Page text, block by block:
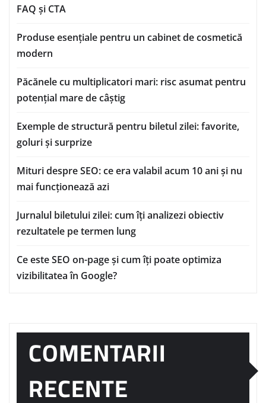
FAQ și CTA
Produse esențiale pentru un cabinet de cosmetică
modern
Păcănele cu multiplicatori mari: risc asumat pentru
potențial mare de câștig
Exemple de structură pentru biletul zilei: favorite,
goluri și surprize
Mituri despre SEO: ce era valabil acum 10 ani și nu
mai funcționează azi
Jurnalul biletului zilei: cum îți analizezi obiectiv
rezultatele pe termen lung
Ce este SEO on-page și cum îți poate optimiza
vizibilitatea în Google?
COMENTARII
RECENTE